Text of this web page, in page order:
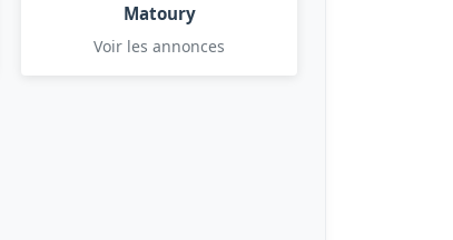
Matoury
Voir les annonces